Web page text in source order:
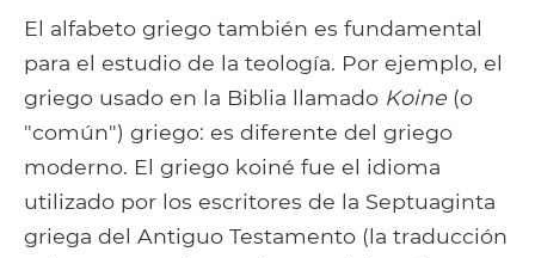
El alfabeto griego también es fundamental
para el estudio de la teología. Por ejemplo, el
griego usado en la Biblia llamado Koine (o
"común") griego: es diferente del griego
moderno. El griego koiné fue el idioma
utilizado por los escritores de la Septuaginta
griega del Antiguo Testamento (la traducción